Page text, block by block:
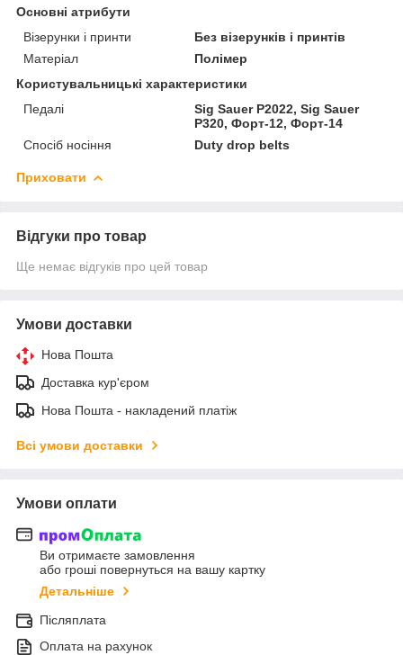
Основні атрибути
Візерунки і принти
Без візерунків і принтів
Матеріал
Полімер
Користувальницькі характеристики
Педалі
Sig Sauer P2022, Sig Sauer
P320, Форт-12, Форт-14
Спосіб носіння
Duty drop belts
Приховати
Відгуки про товар
Ще немає відгуків про цей товар
Умови доставки
Нова Пошта
Доставка кур'єром
Нова Пошта - накладений платіж
Всі умови доставки
Умови оплати
Ви отримаєте замовлення
або гроші повернуться на вашу картку
Детальніше
Післяплата
Оплата на рахунок